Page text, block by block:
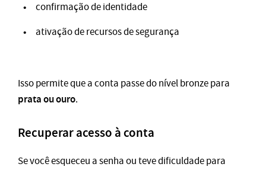
confirmação de identidade
ativação de recursos de segurança
Isso permite que a conta passe do nível bronze para
prata ou ouro.
Recuperar acesso à conta
Se você esqueceu a senha ou teve dificuldade para